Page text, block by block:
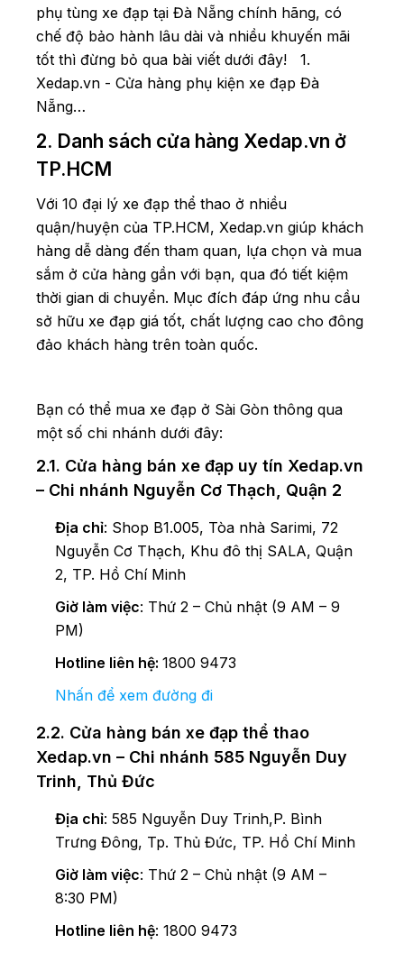
phụ tùng xe đạp tại Đà Nẵng chính hãng, có
chế độ bảo hành lâu dài và nhiều khuyến mãi
tốt thì đừng bỏ qua bài viết dưới đây! 1.
Xedap.vn - Cửa hàng phụ kiện xe đạp Đà
Nẵng…
2. Danh sách cửa hàng Xedap.vn ở
TP.HCM
Với 10 đại lý xe đạp thể thao ở nhiều
quận/huyện của TP.HCM, Xedap.vn giúp khách
hàng dễ dàng đến tham quan, lựa chọn và mua
sắm ở cửa hàng gần với bạn, qua đó tiết kiệm
thời gian di chuyển. Mục đích đáp ứng nhu cầu
sở hữu xe đạp giá tốt, chất lượng cao cho đông
đảo khách hàng trên toàn quốc.
Bạn có thể mua xe đạp ở Sài Gòn thông qua
một số chi nhánh dưới đây:
2.1. Cửa hàng bán xe đạp uy tín Xedap.vn
– Chi nhánh Nguyễn Cơ Thạch, Quận 2
Địa chỉ: Shop B1.005, Tòa nhà Sarimi, 72
Nguyễn Cơ Thạch, Khu đô thị SALA, Quận
2, TP. Hồ Chí Minh
Giờ làm việc: Thứ 2 – Chủ nhật (9 AM – 9
PM)
Hotline liên hệ: 1800 9473
Nhấn để xem đường đi
2.2. Cửa hàng bán xe đạp thể thao
Xedap.vn – Chi nhánh 585 Nguyễn Duy
Trinh, Thủ Đức
Địa chỉ: 585 Nguyễn Duy Trinh,P. Bình
Trưng Đông, Tp. Thủ Đức, TP. Hồ Chí Minh
Giờ làm việc: Thứ 2 – Chủ nhật (9 AM –
8:30 PM)
Hotline liên hệ: 1800 9473